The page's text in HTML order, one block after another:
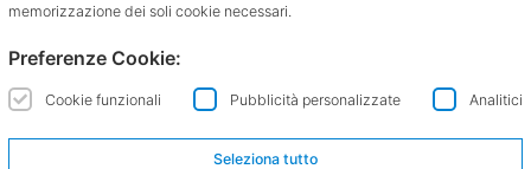
memorizzazione dei soli cookie necessari.
Preferenze Cookie:
Cookie funzionali Pubblicità personalizzate Analitici
Seleziona tutto